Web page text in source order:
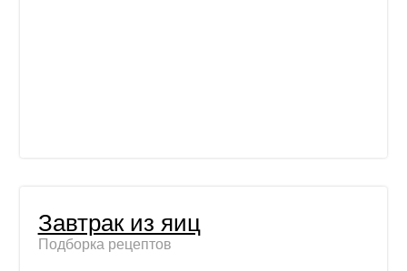
Завтрак из яиц
Подборка рецептов